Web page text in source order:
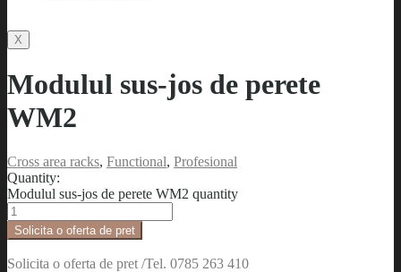
X
Modulul sus-jos de perete
WM2
Cross area racks, Functional, Profesional
Quantity:
Modulul sus-jos de perete WM2 quantity
Solicita o oferta de pret
Solicita o oferta de pret /Tel. 0785 263 410